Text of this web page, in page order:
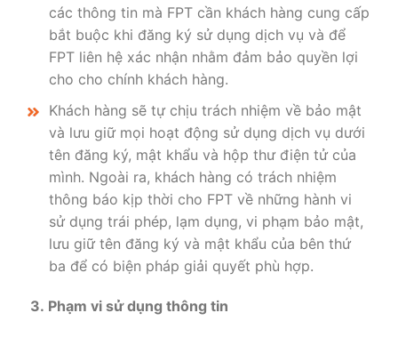
các thông tin mà FPT cần khách hàng cung cấp
bắt buộc khi đăng ký sử dụng dịch vụ và để
FPT liên hệ xác nhận nhằm đảm bảo quyền lợi
cho cho chính khách hàng.
Khách hàng sẽ tự chịu trách nhiệm về bảo mật
và lưu giữ mọi hoạt động sử dụng dịch vụ dưới
tên đăng ký, mật khẩu và hộp thư điện tử của
mình. Ngoài ra, khách hàng có trách nhiệm
thông báo kịp thời cho FPT về những hành vi
sử dụng trái phép, lạm dụng, vi phạm bảo mật,
lưu giữ tên đăng ký và mật khẩu của bên thứ
ba để có biện pháp giải quyết phù hợp.
3. Phạm vi sử dụng thông tin